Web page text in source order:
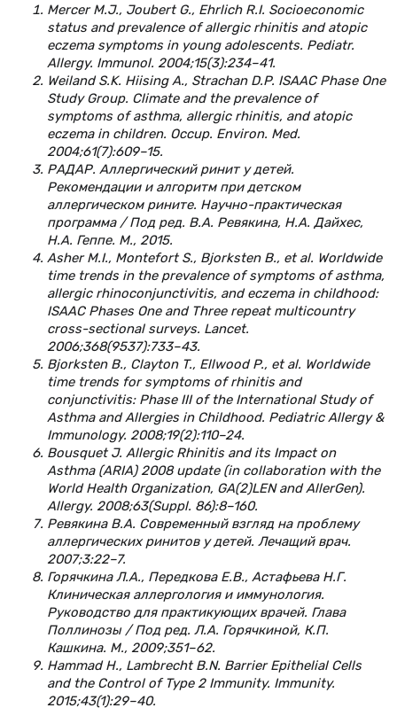
Mercer M.J., Joubert G., Ehrlich R.I. Socioeconomic
status and prevalence of allergic rhinitis and atopic
eczema symptoms in young adolescents. Pediatr.
Allergy. Immunol. 2004;15(3):234–41.
Weiland S.K. Hiising A., Strachan D.P. ISAAC Phase One
Study Group. Climate and the prevalence of
symptoms of asthma, allergic rhinitis, and atopic
eczema in children. Occup. Environ. Med.
2004;61(7):609–15.
РАДАР. Аллергический ринит у детей.
Рекомендации и алгоритм при детском
аллергическом рините. Научно-практическая
программа / Под ред. В.А. Ревякина, Н.А. Дайхес,
Н.А. Геппе. М., 2015.
Asher M.I., Montefort S., Bjorksten B., et al. Worldwide
time trends in the prevalence of symptoms of asthma,
allergic rhinoconjunctivitis, and eczema in childhood:
ISAAC Phases One and Three repeat multicountry
cross-sectional surveys. Lancet.
2006;368(9537):733–43.
Bjorksten B., Clayton T., Ellwood P., et al. Worldwide
time trends for symptoms of rhinitis and
conjunctivitis: Phase III of the International Study of
Asthma and Allergies in Childhood. Pediatric Allergy &
Immunology. 2008;19(2):110–24.
Bousquet J. Allergic Rhinitis and its Impact on
Asthma (ARIA) 2008 update (in collaboration with the
World Health Organization, GA(2)LEN and AllerGen).
Allergy. 2008;63(Suppl. 86):8–160.
Ревякина В.А. Современный взгляд на проблему
аллергических ринитов у детей. Лечащий врач.
2007;3:22–7.
Горячкина Л.А., Передкова Е.В., Астафьева Н.Г.
Клиническая аллергология и иммунология.
Руководство для практикующих врачей. Глава
Поллинозы / Под ред. Л.А. Горячкиной, К.П.
Кашкина. М., 2009;351–62.
Hammad H., Lambrecht B.N. Barrier Epithelial Cells
and the Control of Type 2 Immunity. Immunity.
2015;43(1):29–40.